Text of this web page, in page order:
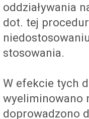
oddziaływania
dot. tej
stosowania.
W efekcie tych
wyeliminowano
doprowadzono